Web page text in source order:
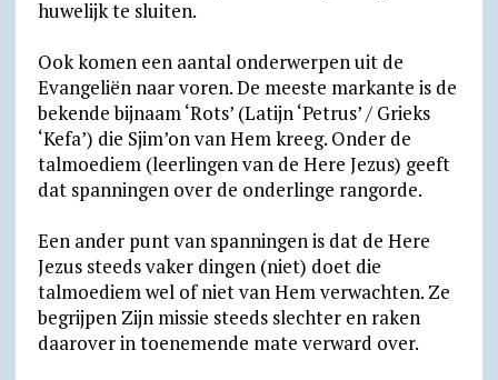
huwelijk te sluiten.
Ook komen een aantal onderwerpen uit de
Evangeliën naar voren. De meeste markante is de
bekende bijnaam ‘Rots’ (Latijn ‘Petrus’ / Grieks
‘Kefa’) die Sjim’on van Hem kreeg. Onder de
talmoediem (leerlingen van de Here Jezus) geeft
dat spanningen over de onderlinge rangorde.
Een ander punt van spanningen is dat de Here
Jezus steeds vaker dingen (niet) doet die
talmoediem wel of niet van Hem verwachten. Ze
begrijpen Zijn missie steeds slechter en raken
daarover in toenemende mate verward over.